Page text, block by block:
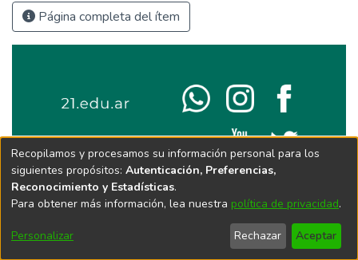
Página completa del ítem
Recopilamos y procesamos su información personal para los
siguientes propósitos: Autenticación, Preferencias,
Reconocimiento y Estadísticas.
Para obtener más información, lea nuestra política de privacidad.
Personalizar Rechazar Aceptar